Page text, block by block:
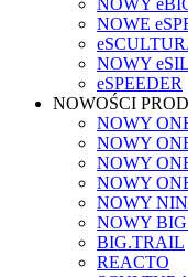
NOWY
NOWE
NOWY
eSPEEDER
NOWOŚCI
NOWY
NOWY
NOWY
NOWY
NOWY
NOWY
BIG.TRAIL
REACTO